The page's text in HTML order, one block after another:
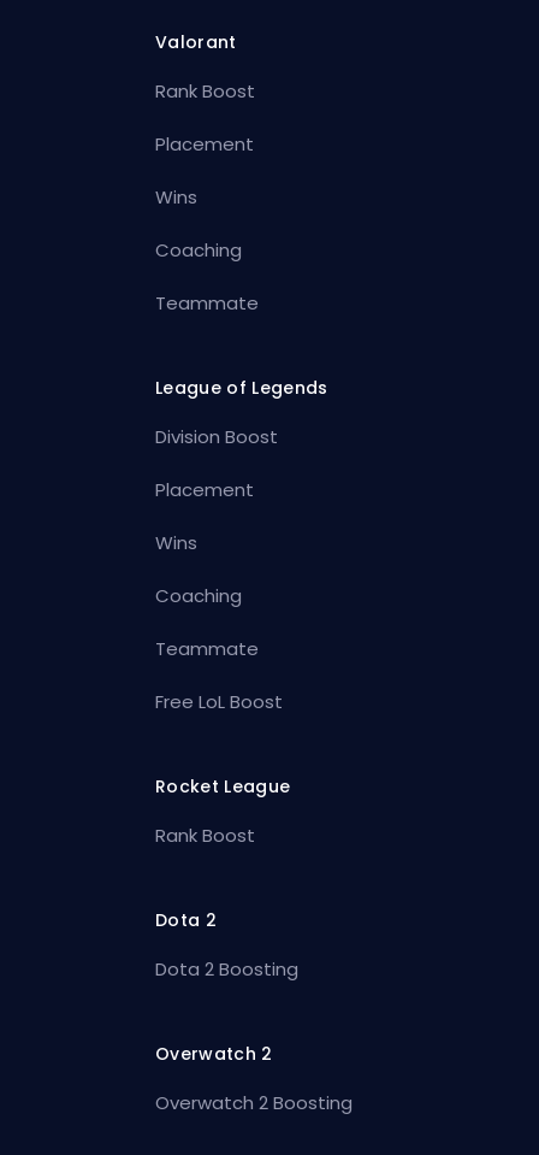
Valorant
Rank Boost
Placement
Wins
Coaching
Teammate
League of Legends
Division Boost
Placement
Wins
Coaching
Teammate
Free LoL Boost
Rocket League
Rank Boost
Dota 2
Dota 2 Boosting
Overwatch 2
Overwatch 2 Boosting